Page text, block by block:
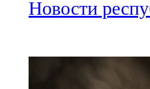
Минзәлә
107,3 FM
Новости